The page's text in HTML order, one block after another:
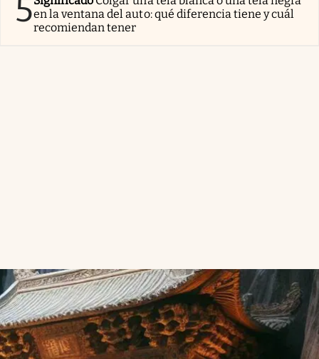
5en la ventana del auto: qué diferencia tiene y cuál
recomiendan tener